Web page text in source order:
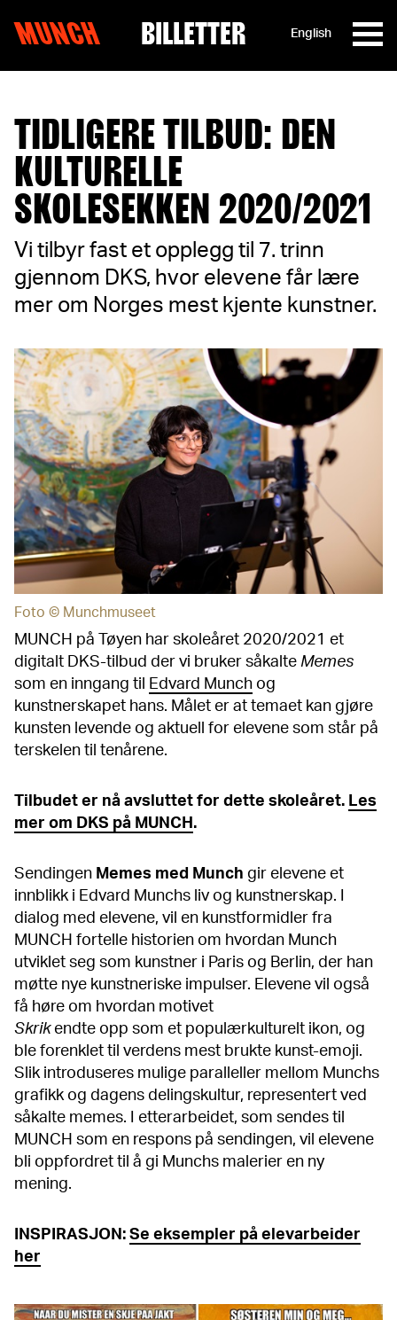
MUNCH BILLETTER English
TIDLIGERE TILBUD: DEN
KULTURELLE
SKOLESEKKEN 2020/2021
Vi tilbyr fast et opplegg til 7. trinn
gjennom DKS, hvor elevene får lære
mer om Norges mest kjente kunstner.
Foto © Munchmuseet
MUNCH på Tøyen har skoleåret 2020/2021 et
digitalt DKS-tilbud der vi bruker såkalte Memes
som en inngang til
Edvard Munch og
kunstnerskapet hans. Målet er at temaet kan gjøre
kunsten levende og aktuell for elevene som står på
terskelen til tenårene.
Tilbudet er nå avsluttet for dette skoleåret. Les
mer om DKS på MUNCH .
Sendingen Memes med Munch gir elevene et
innblikk i Edvard Munchs liv og kunstnerskap. I
dialog med elevene, vil en kunstformidler fra
MUNCH fortelle historien om hvordan Munch
utviklet seg som kunstner i Paris og Berlin, der han
møtte nye kunstneriske impulser. Elevene vil også
få høre om hvordan motivet
Skrikendte opp som et populærkulturelt ikon, og
ble forenklet til verdens mest brukte kunst-emoji.
Slik introduseres mulige paralleller mellom Munchs
grafikk og dagens delingskultur, representert ved
såkalte memes. I etterarbeidet, som sendes til
MUNCH som en respons på sendingen, vil elevene
bli oppfordret til å gi Munchs malerier en ny
mening.
INSPIRASJON: Se eksempler på elevarbeider
her